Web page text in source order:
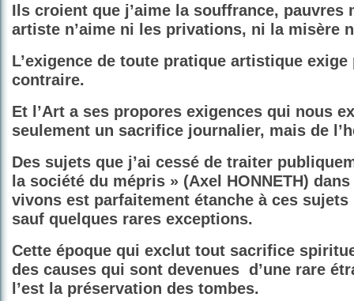
Ils croient que j’aime la souffrance, pauvres
artiste n’aime ni les privations, ni la misère
L’exigence de toute pratique artistique
contraire.
Et l’Art a ses propores exigences qui nous
seulement un sacrifice journalier, mais de
Des sujets que j’ai cessé de traiter
la société du mépris » (Axel HONNETH)
vivons est parfaitement étanche à ces
sauf quelques rares exceptions.
Cette époque qui exclut tout sacrifice
des causes qui sont devenues d’une rare
l’est la préservation des tombes.